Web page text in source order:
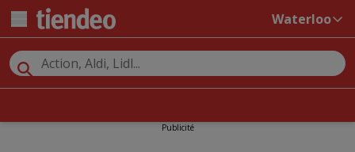
Waterloo
Publicité